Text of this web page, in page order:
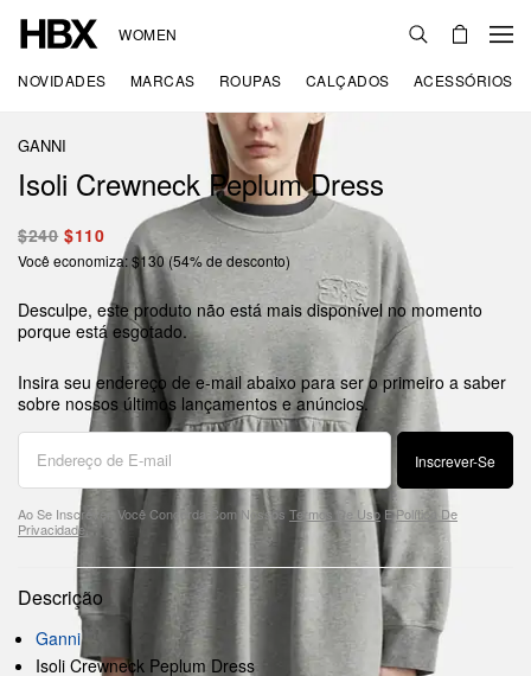
WOMEN
NOVIDADES MARCAS ROUPAS CALÇADOS ACESSÓRIOS
GANNI
Isoli Crewneck Peplum Dress
$240 $110
Você economiza: $130 (54% de desconto)
Desculpe, este produto não está mais disponível no momento
porque está esgotado.
Insira seu endereço de e-mail abaixo para ser o primeiro a saber
sobre nossos últimos lançamentos e anúncios.
Inscrever-Se
Ao Se Inscrever, Você Concorda Com Nossos Termos De Uso EPolítica De
Privacidade
Descrição
Ganni
Isoli Crewneck Peplum Dress